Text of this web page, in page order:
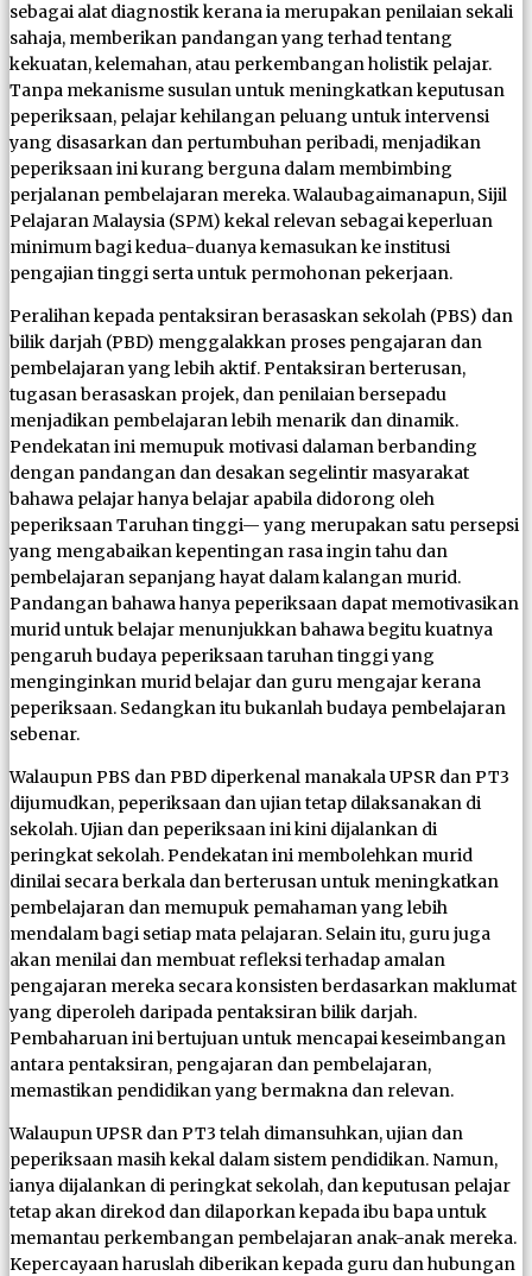
sebagai alat diagnostik kerana ia merupakan penilaian sekali
sahaja, memberikan pandangan yang terhad tentang
kekuatan, kelemahan, atau perkembangan holistik pelajar.
Tanpa mekanisme susulan untuk meningkatkan keputusan
peperiksaan, pelajar kehilangan peluang untuk intervensi
yang disasarkan dan pertumbuhan peribadi, menjadikan
peperiksaan ini kurang berguna dalam membimbing
perjalanan pembelajaran mereka. Walaubagaimanapun, Sijil
Pelajaran Malaysia (SPM) kekal relevan sebagai keperluan
minimum bagi kedua-duanya kemasukan ke institusi
pengajian tinggi serta untuk permohonan pekerjaan.
Peralihan kepada pentaksiran berasaskan sekolah (PBS) dan
bilik darjah (PBD) menggalakkan proses pengajaran dan
pembelajaran yang lebih aktif. Pentaksiran berterusan,
tugasan berasaskan projek, dan penilaian bersepadu
menjadikan pembelajaran lebih menarik dan dinamik.
Pendekatan ini memupuk motivasi dalaman berbanding
dengan pandangan dan desakan segelintir masyarakat
bahawa pelajar hanya belajar apabila didorong oleh
peperiksaan Taruhan tinggi— yang merupakan satu persepsi
yang mengabaikan kepentingan rasa ingin tahu dan
pembelajaran sepanjang hayat dalam kalangan murid.
Pandangan bahawa hanya peperiksaan dapat memotivasikan
murid untuk belajar menunjukkan bahawa begitu kuatnya
pengaruh budaya peperiksaan taruhan tinggi yang
menginginkan murid belajar dan guru mengajar kerana
peperiksaan. Sedangkan itu bukanlah budaya pembelajaran
sebenar.
Walaupun PBS dan PBD diperkenal manakala UPSR dan PT3
dijumudkan, peperiksaan dan ujian tetap dilaksanakan di
sekolah. Ujian dan peperiksaan ini kini dijalankan di
peringkat sekolah. Pendekatan ini membolehkan murid
dinilai secara berkala dan berterusan untuk meningkatkan
pembelajaran dan memupuk pemahaman yang lebih
mendalam bagi setiap mata pelajaran. Selain itu, guru juga
akan menilai dan membuat refleksi terhadap amalan
pengajaran mereka secara konsisten berdasarkan maklumat
yang diperoleh daripada pentaksiran bilik darjah.
Pembaharuan ini bertujuan untuk mencapai keseimbangan
antara pentaksiran, pengajaran dan pembelajaran,
memastikan pendidikan yang bermakna dan relevan.
Walaupun UPSR dan PT3 telah dimansuhkan, ujian dan
peperiksaan masih kekal dalam sistem pendidikan. Namun,
ianya dijalankan di peringkat sekolah, dan keputusan pelajar
tetap akan direkod dan dilaporkan kepada ibu bapa untuk
memantau perkembangan pembelajaran anak-anak mereka.
Kepercayaan haruslah diberikan kepada guru dan hubungan